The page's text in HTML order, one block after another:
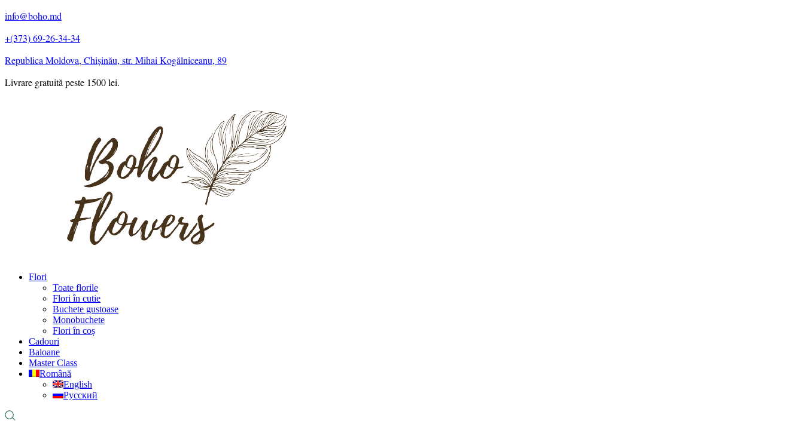
info@boho.md
+(373) 69-26-34-34
Republica Moldova, Chișinău, str. Mihai Kogălniceanu, 89
Livrare gratuită peste 1500 lei.
Flori
Toate florile
Flori în cutie
Buchete gustoase
Monobuchete
Flori în coș
Cadouri
Baloane
Master Class
Română
English
Русский